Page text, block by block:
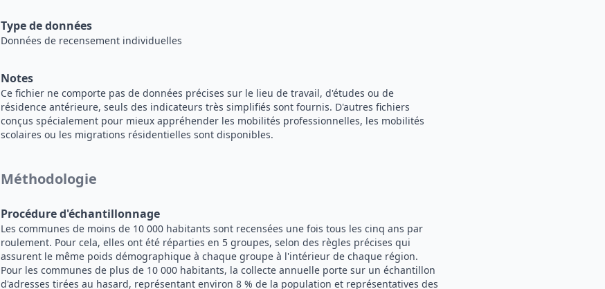
Type de données
Données de recensement individuelles
Notes
Ce fichier ne comporte pas de données précises sur le lieu de travail, d'études ou de
résidence antérieure, seuls des indicateurs très simplifiés sont fournis. D'autres fichiers
conçus spécialement pour mieux appréhender les mobilités professionnelles, les mobilités
scolaires ou les migrations résidentielles sont disponibles.
Méthodologie
Procédure d'échantillonnage
Les communes de moins de 10 000 habitants sont recensées une fois tous les cinq ans par
roulement. Pour cela, elles ont été réparties en 5 groupes, selon des règles précises qui
assurent le même poids démographique à chaque groupe à l'intérieur de chaque région.
Pour les communes de plus de 10 000 habitants, la collecte annuelle porte sur un échantillon
d'adresses tirées au hasard, représentant environ 8 % de la population et représentatives des